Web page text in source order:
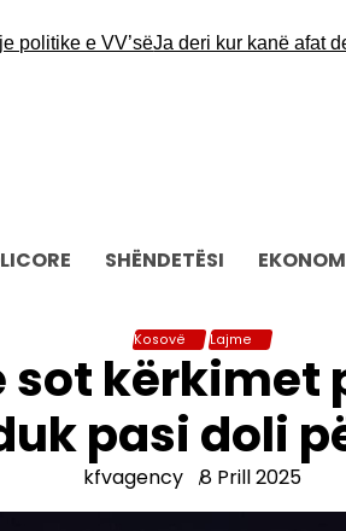
e VV’sëJa deri kur kanë afat
SHËNDETËSI
Kosovë Lajme
sot kërkimet
pasi doli
kfvagency 8 Prill 2025